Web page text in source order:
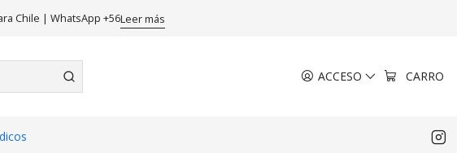
ACCESO CARRO
Chile | WhatsApp +56Leer más
vaginal 60 g.
Miconazol Tinidazol Crema